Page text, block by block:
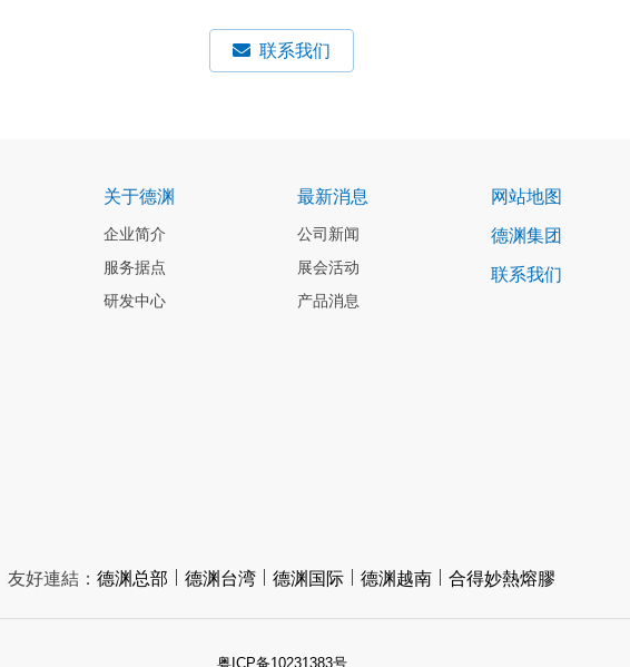
联系我们
关于德渊
企业简介
服务据点
研发中心
最新消息
公司新闻
展会活动
产品消息
网站地图
德渊集团
联系我们
友好連結： 德渊总部 德渊台湾 德渊国际 德渊越南 合得妙熱熔膠
粤ICP备10231383号